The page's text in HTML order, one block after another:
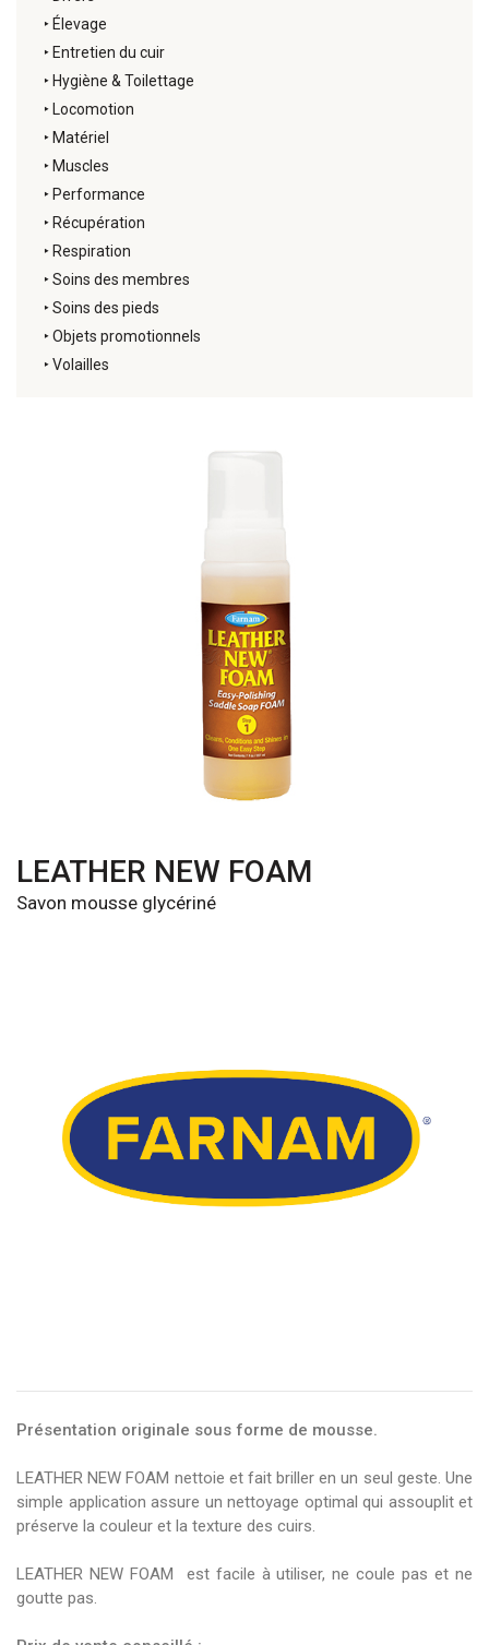
‣ Élevage
‣ Entretien du cuir
‣ Hygiène & Toilettage
‣ Locomotion
‣ Matériel
‣ Muscles
‣ Performance
‣ Récupération
‣ Respiration
‣Soins des membres
‣Soins des pieds
‣Objets promotionnels
‣Volailles
LEATHER NEW FOAM
Savon mousse glycériné
Présentation originale sous forme de mousse.
LEATHER NEW FOAM nettoie et fait briller en un seul geste. Une
simple application assure un nettoyage optimal qui assouplit et
préserve la couleur et la texture des cuirs.
LEATHER NEW FOAM est facile à utiliser, ne coule pas et ne
goutte pas.